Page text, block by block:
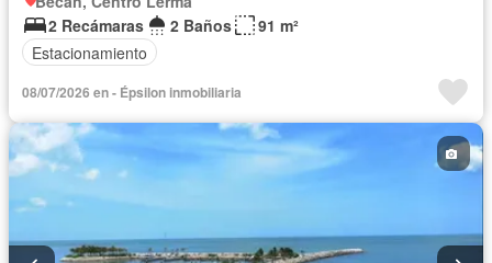
2 Recámaras
2 Baños
91 m²
Estacionamiento
08/07/2026 en - Épsilon inmobiliaria